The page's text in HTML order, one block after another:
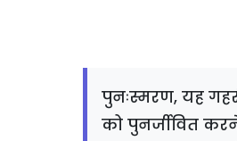
पुनःस्मरण, यह
को पुनर्जीवित